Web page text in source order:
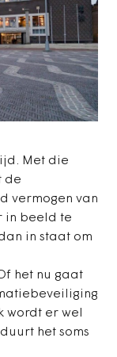
Met die
de
vermogen van
in beeld te
in staat om
het nu gaat
wordt er wel
het soms